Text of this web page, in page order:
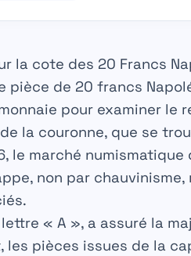
la cote des 20 Francs
pièce de 20 francs
pour examiner le
la couronne, que se
le marché
non par
lettre « A », a assuré la
les pièces issues de la